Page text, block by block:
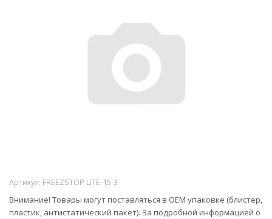
Артикул: FREEZSTOP LITE-15-3
Внимание! Товары могут поставляться в ОЕМ упаковке (блистер,
пластик, антистатический пакет). За подробной информацией о